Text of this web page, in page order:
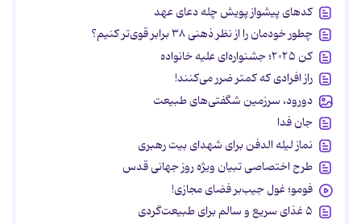
کدهای پیشواز پویش چله دعای عهد
چطور خودمان را از نظر ذهنی ۳۸ برابر قوی‌تر کنیم؟
کن ۲۰۲۵؛ جشنواره‌ای علیه خانواده
راز افرادی که کمتر ضرر می‌کنند!
دورود، سرزمین شگفتی‌های طبیعت
جان فدا
نماز لیله الدفن برای شهدای بیت رهبری
طرح اختصاصی تبیان ویژه روز جهانی قدس
فومو؛ غول جیب‌بر فضای مجازی!
۵ غذای سریع و سالم برای طبیعت‌گردی